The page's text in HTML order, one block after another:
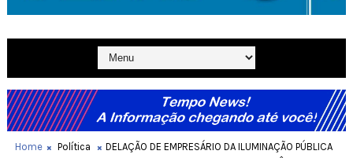
Home Política
DELAÇÃO DE EMPRESÁRIO DA ILUMINAÇÃO PÚBLICA